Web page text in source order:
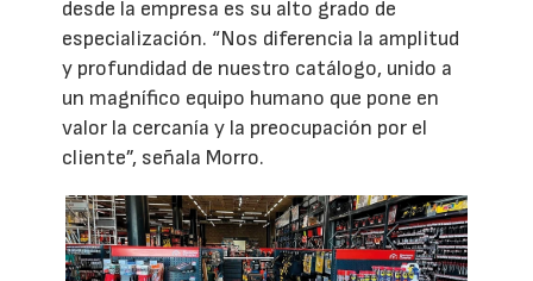
desde la empresa es su alto grado de
especialización. “Nos diferencia la amplitud
y profundidad de nuestro catálogo, unido a
un magnífico equipo humano que pone en
valor la cercanía y la preocupación por el
cliente”, señala Morro.